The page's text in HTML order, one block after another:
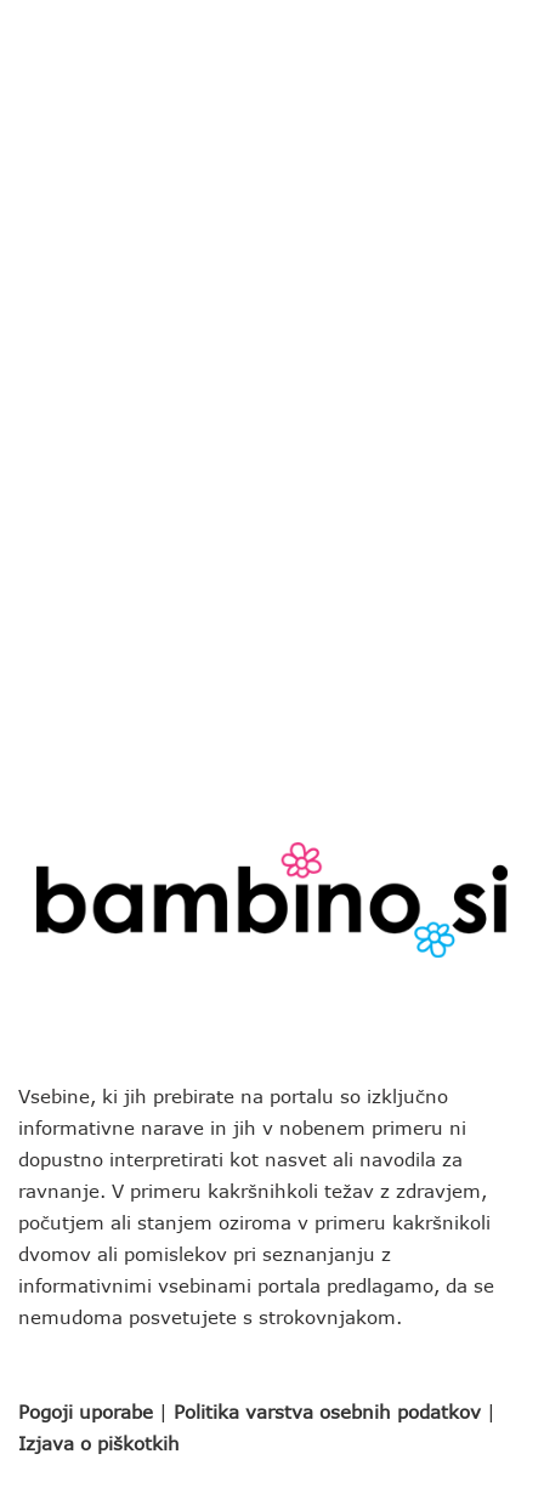
Vsebine, ki jih prebirate na portalu so izključno
informativne narave in jih v nobenem primeru ni
dopustno interpretirati kot nasvet ali navodila za
ravnanje. V primeru kakršnihkoli težav z zdravjem,
počutjem ali stanjem oziroma v primeru kakršnikoli
dvomov ali pomislekov pri seznanjanju z
informativnimi vsebinami portala predlagamo, da se
nemudoma posvetujete s strokovnjakom.
Pogoji uporabe | Politika varstva osebnih podatkov |
Izjava o piškotkih